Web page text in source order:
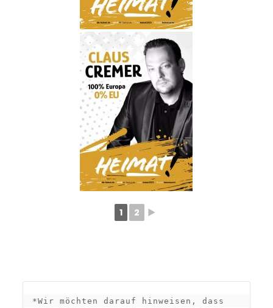
1 2 ►
*Wir möchten darauf hinweisen, dass